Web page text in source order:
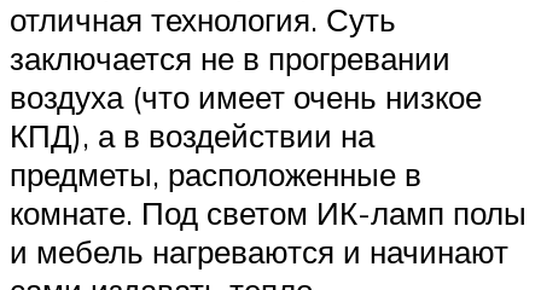
отличная технология. Суть
заключается не в прогревании
воздуха (что имеет очень низкое
КПД), а в воздействии на
предметы, расположенные в
комнате. Под светом ИК-ламп полы
и мебель нагреваются и начинают